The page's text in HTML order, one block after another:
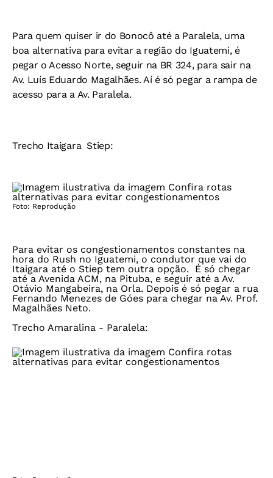
Para quem quiser ir do Bonocô até a Paralela, uma
boa alternativa para evitar a região do Iguatemi, é
pegar o Acesso Norte, seguir na BR 324, para sair na
Av. Luís Eduardo Magalhães. Aí é só pegar a rampa de
acesso para a Av. Paralela.
Trecho Itaigara  Stiep:
Foto: Reprodução
Para evitar os congestionamentos constantes na
hora do Rush no Iguatemi, o condutor que vai do
Itaigara até o Stiep tem outra opção. É só chegar
até a Avenida ACM, na Pituba, e seguir até a Av.
Otávio Mangabeira, na Orla. Depois é só pegar a rua
Fernando Menezes de Góes para chegar na Av. Prof.
Magalhães Neto.
Trecho Amaralina - Paralela: